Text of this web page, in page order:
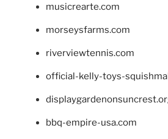
musicrearte.com
morseysfarms.com
riverviewtennis.com
official-kelly-toys-
bbq-empire-usa.com